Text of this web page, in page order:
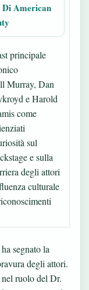
Di American
principale
Murray, Dan
e Harold
come
sul
e sulla
degli attori
culturale
segnato la
degli attori.
nel ruolo del Dr.